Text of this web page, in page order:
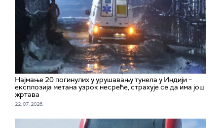
Најмање 20 погинулих у урушавању тунела у Индији –
експлозија метана узрок несреће, страхује се да има још
жртава
22. 07. 2026.